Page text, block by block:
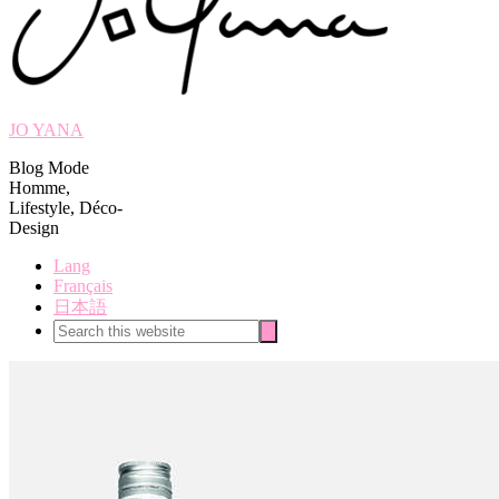
JO YANA
Blog Mode
Homme,
Lifestyle, Déco-
Design
Lang
Français
日本語
Search
this